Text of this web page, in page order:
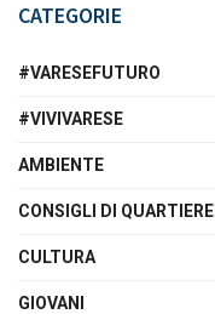
CATEGORIE
#VARESEFUTURO
#VIVIVARESE
AMBIENTE
CONSIGLI DI QUARTIERE
CULTURA
GIOVANI